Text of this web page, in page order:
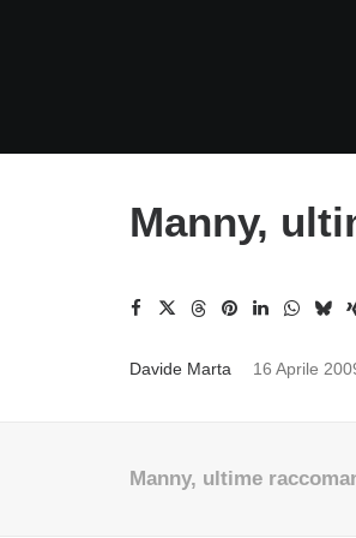
Manny,
Davide Marta 16 Aprile
Manny, ultime